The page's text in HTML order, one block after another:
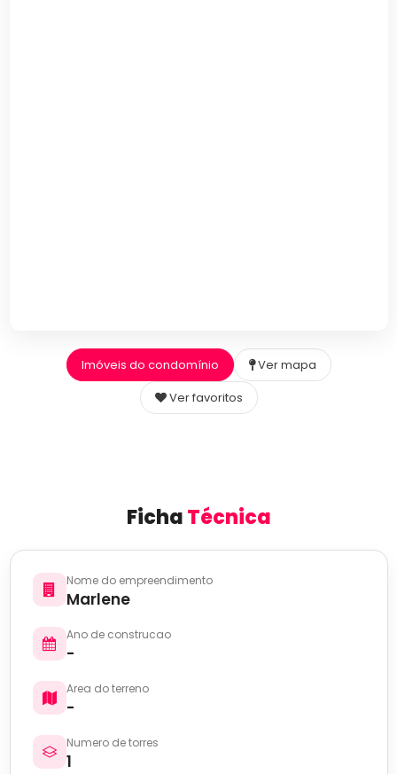
Imóveis do condomínio
Ver mapa
Ver favoritos
FichaTécnica
Nome do empreendimento
Marlene
Ano de construcao
-
Area do terreno
-
Numero de torres
1